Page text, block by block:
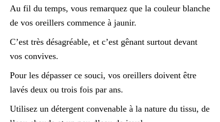
Au fil du temps, vous remarquez que la couleur blanche
de vos oreillers commence à jaunir.
C’est très désagréable, et c’est gênant surtout devant
vos convives.
Pour les dépasser ce souci, vos oreillers doivent être
lavés deux ou trois fois par ans.
Utilisez un détergent convenable à la nature du tissu, de